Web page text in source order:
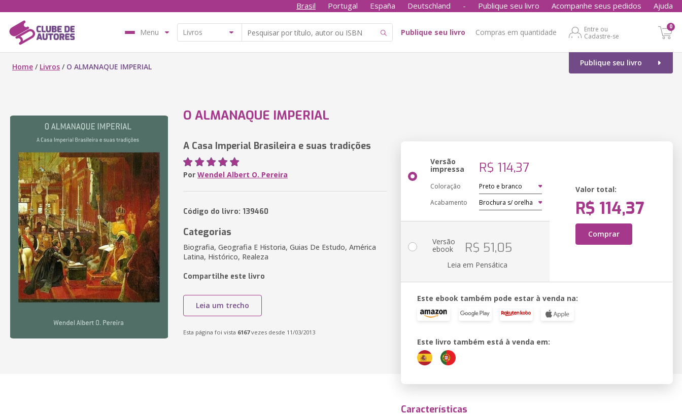
Brasil Portugal España Deutschland - Publique seu livro Acompanhe seus pedidos Ajuda
Menu Publique seu livro Compras em quantidade
Entre ou
Cadastre-se
0
Publique seu livro
Home / Livros / O ALMANAQUE IMPERIAL
O ALMANAQUE IMPERIAL
A Casa Imperial Brasileira e suas tradições
Por Wendel Albert O. Pereira
Código do livro: 139460
Categorias
Biografia, Geografia E Historia, Guias De Estudo, América
Latina, Histórico, Realeza
Compartilhe este livro
Leia um trecho
Esta página foi vista 6167vezes desde 11/03/2013
Versão
impressa R$ 114,37
Coloração
Acabamento
Valor total:
R$ 114,37
Comprar
Versão
ebook R$ 51,05
Leia em Pensática
Este ebook também pode estar à venda na:
Este livro também está à venda em:
Características